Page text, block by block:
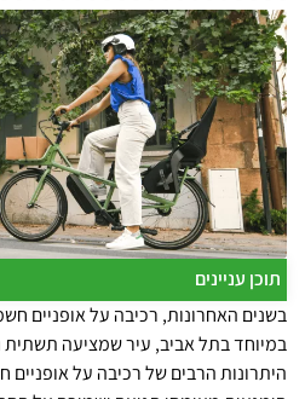
תוכן עניינים
בשנים האחרונות, רכיבה על אופניים
במיוחד בתל אביב, עיר שמציעה תשתית
היתרונות הרבים של רכיבה על אופניים